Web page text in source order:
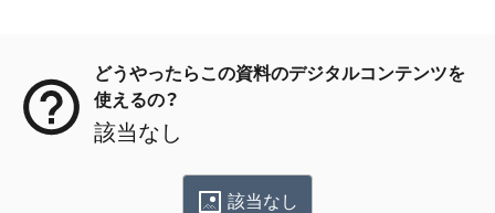
どうやったらこの資料のデジタルコンテンツを
使えるの？
該当なし
該当なし